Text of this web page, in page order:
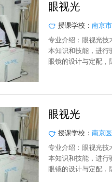
眼视光
授课学校： 南京
专业介绍：眼视光技
本知识和技能，进行
眼镜的设计与定配
眼视光
授课学校： 南京
专业介绍：眼视光技
本知识和技能，进行
眼镜的设计与定配